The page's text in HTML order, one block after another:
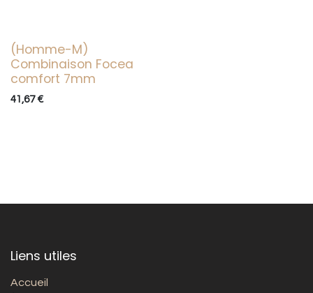
Occasion
(Homme-M)
Combinaison Focea
comfort 7mm
41,67€
Liens utiles
Accueil